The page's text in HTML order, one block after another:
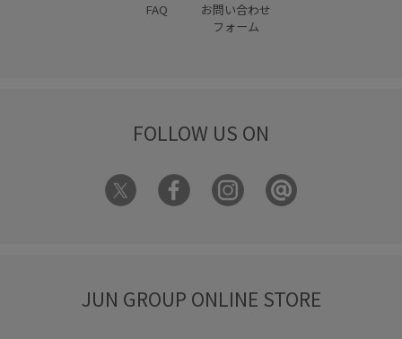
FAQ
お問い合わせ
フォーム
FOLLOW US ON
JUN GROUP ONLINE STORE